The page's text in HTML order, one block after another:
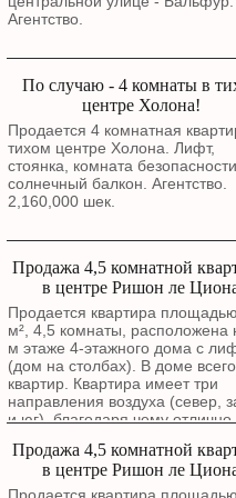
Агентство.
По случаю - 4 комнаты в
центре Холона!
Продается 4 комнатная
тихом центре Холона. Лифт,
стоянка, комната безопасности,
солнечный балкон. Агентство.
2,160,000 шек.
Продажа 4,5 комнатной
в центре Ришон ле
Продается квартира
м², 4,5 комнаты, расположена
м этаже 4-этажного дома с
(дом на столбах). В доме
квартир. Квартира имеет три
направления воздуха (север,
и юг), благодаря чему отлично
выходят на зеленый сквер. В
квартире выполнен
ремонт с полной заменой
Продажа 4,5 комнатной
в центре Ришон ле